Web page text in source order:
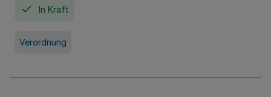
In Kraft
Verordnung